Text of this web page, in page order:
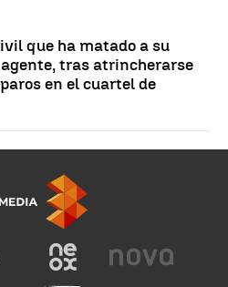
que ha matado a su
tras atrincherarse
en el cuartel de